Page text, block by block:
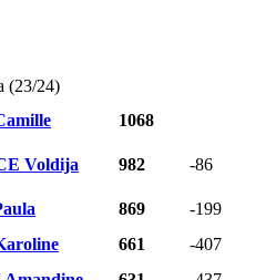
(23/24)
1068
Voldija 982 -86
869
-199
661
-407